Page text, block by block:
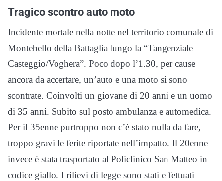
Tragico scontro auto moto
Incidente mortale nella notte nel territorio comunale di
Montebello della Battaglia lungo la “Tangenziale
Casteggio/Voghera”. Poco dopo l’1.30, per cause
ancora da accertare, un’auto e una moto si sono
scontrate. Coinvolti un giovane di 20 anni e un uomo
di 35 anni. Subito sul posto ambulanza e automedica.
Per il 35enne purtroppo non c’è stato nulla da fare,
troppo gravi le ferite riportate nell’impatto. Il 20enne
invece è stata trasportato al Policlinico San Matteo in
codice giallo. I rilievi di legge sono stati effettuati